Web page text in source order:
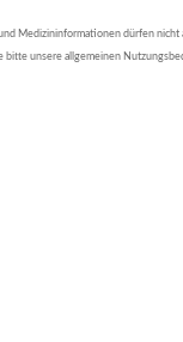
Medizininformationen dürfen nicht
bitte unsere allgemeinen